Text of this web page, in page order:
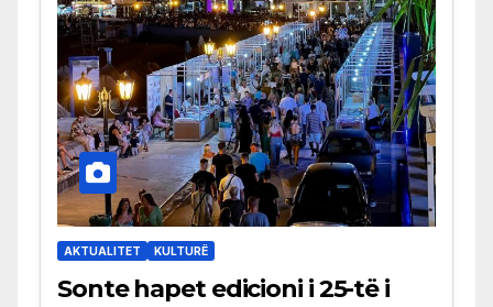
AKTUALITET KULTURË
Sonte hapet edicioni i 25-të i